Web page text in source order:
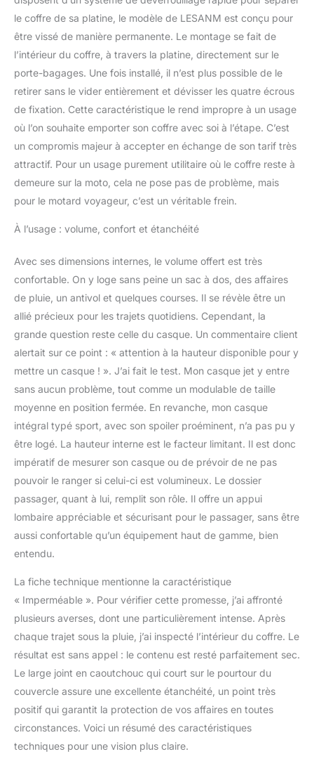
le coffre de sa platine, le modèle de LESANM est conçu pour
être vissé de manière permanente. Le montage se fait de
l’intérieur du coffre, à travers la platine, directement sur le
porte-bagages. Une fois installé, il n’est plus possible de le
retirer sans le vider entièrement et dévisser les quatre écrous
de fixation. Cette caractéristique le rend impropre à un usage
où l’on souhaite emporter son coffre avec soi à l’étape. C’est
un compromis majeur à accepter en échange de son tarif très
attractif. Pour un usage purement utilitaire où le coffre reste à
demeure sur la moto, cela ne pose pas de problème, mais
pour le motard voyageur, c’est un véritable frein.
À l’usage : volume, confort et étanchéité
Avec ses dimensions internes, le volume offert est très
confortable. On y loge sans peine un sac à dos, des affaires
de pluie, un antivol et quelques courses. Il se révèle être un
allié précieux pour les trajets quotidiens. Cependant, la
grande question reste celle du casque. Un commentaire client
alertait sur ce point : « attention à la hauteur disponible pour y
mettre un casque ! ». J’ai fait le test. Mon casque jet y entre
sans aucun problème, tout comme un modulable de taille
moyenne en position fermée. En revanche, mon casque
intégral typé sport, avec son spoiler proéminent, n’a pas pu y
être logé. La hauteur interne est le facteur limitant. Il est donc
impératif de mesurer son casque ou de prévoir de ne pas
pouvoir le ranger si celui-ci est volumineux. Le dossier
passager, quant à lui, remplit son rôle. Il offre un appui
lombaire appréciable et sécurisant pour le passager, sans être
aussi confortable qu’un équipement haut de gamme, bien
entendu.
La fiche technique mentionne la caractéristique
« Imperméable ». Pour vérifier cette promesse, j’ai affronté
plusieurs averses, dont une particulièrement intense. Après
chaque trajet sous la pluie, j’ai inspecté l’intérieur du coffre. Le
résultat est sans appel : le contenu est resté parfaitement sec.
Le large joint en caoutchouc qui court sur le pourtour du
couvercle assure une excellente étanchéité, un point très
positif qui garantit la protection de vos affaires en toutes
circonstances. Voici un résumé des caractéristiques
techniques pour une vision plus claire.